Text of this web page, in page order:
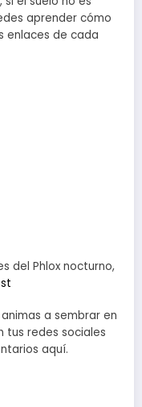
aprender cómo
enlaces de cada
del Phlox nocturno,
a sembrar en
tus redes sociales
aquí.